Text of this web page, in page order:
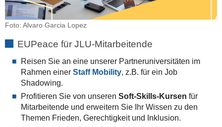
Foto: Alvaro Garcia Lopez
EUPeace für JLU-Mitarbeitende
Reisen Sie an eine unserer Partneruniversitäten im
Rahmen einer Staff Mobility, z.B. für ein Job
Shadowing.
Profitieren Sie von unseren Soft-Skills-Kursen für
Mitarbeitende und erweitern Sie Ihr Wissen zu den
Themen Frieden, Gerechtigkeit und Inklusion.